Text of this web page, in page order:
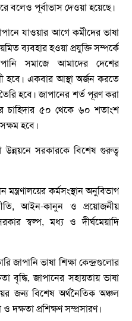
বলেও পূর্বাভাস দেওয়া হয়েছে।
যাওয়ার আগে কর্মীদের ভাষা
ব্যবহার হওয়া প্রযুক্তি সম্পর্কে
সমাজে আমাদের দেশের
হবে। একবার আস্থা অর্জন করতে
হবে। জাপানের শর্ত পূরণ করা
চাহিদার ৫০ থেকে ৬০ শতাংশ
হবে।
উন্নয়নে সরকারকে বিশেষ গুরুত্ব
মন্ত্রণালয়ের কর্মসংস্থান অনুবিভাগ
আইন-কানুন ও প্রয়োজনীয়
স্বল্প, মধ্য ও দীর্ঘমেয়াদি
জাপানি ভাষা শিক্ষা কেন্দ্রগুলোর
বৃদ্ধি, জাপানের সহায়তায় ভাষা
জন্য বিশেষ অর্থনৈতিক অঞ্চল
দক্ষতা প্রশিক্ষণ সম্প্রসারণ।